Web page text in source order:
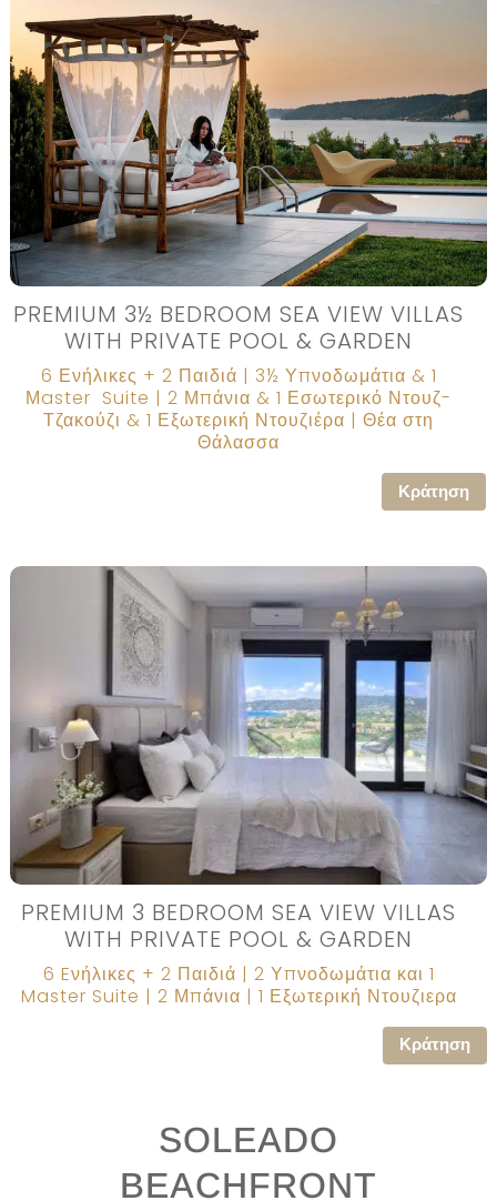
PREMIUM 3½ BEDROOM SEA VIEW VILLAS
WITH PRIVATE POOL & GARDEN
6 Ενήλικες + 2 Παιδιά | 3½ Υπνοδωμάτια & 1
Μaster Suite |2 Μπάνια & 1 Εσωτερικό Ντουζ-
Τζακούζι & 1 Εξωτερική Ντουζιέρα | Θέα στη
Θάλασσα
Κράτηση
PREMIUM 3 BEDROOM SEA VIEW VILLAS
WITH PRIVATE POOL & GARDEN
6 Eνήλικες + 2 Παιδιά | 2 Υπνοδωμάτια και 1
Master Suite | 2 Μπάνια | 1 Εξωτερική Ντουζιερα
Κράτηση
SOLEADO
BEACHFRONT